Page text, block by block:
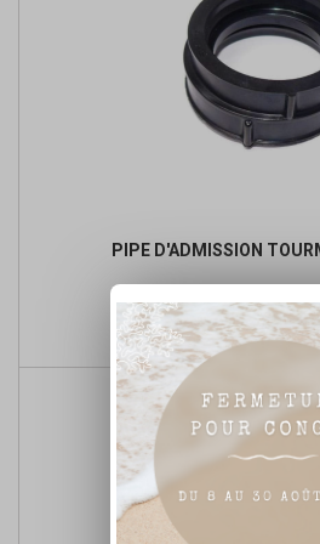
PIPE D'ADMISSION
 Ajouter au